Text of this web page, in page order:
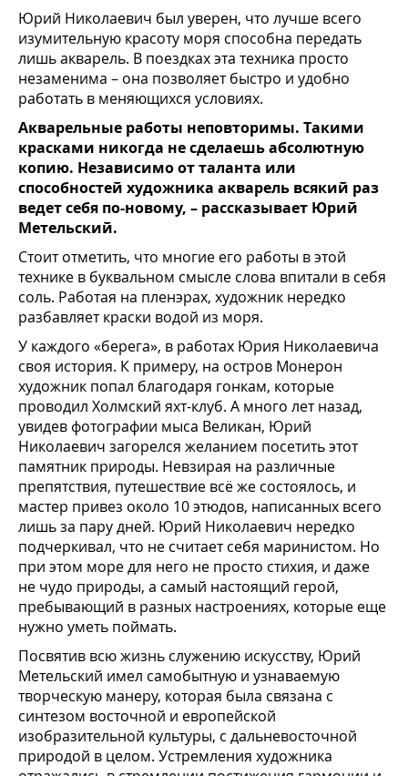
Юрий Николаевич был уверен, что лучше всего
изумительную красоту моря способна передать
лишь акварель. В поездках эта техника просто
незаменима – она позволяет быстро и удобно
работать в меняющихся условиях.
Акварельные работы неповторимы. Такими
красками никогда не сделаешь абсолютную
копию. Независимо от таланта или
способностей художника акварель всякий раз
ведет себя по-новому, – рассказывает Юрий
Метельский.
Стоит отметить, что многие его работы в этой
технике в буквальном смысле слова впитали в себя
соль. Работая на пленэрах, художник нередко
разбавляет краски водой из моря.
У каждого «берега», в работах Юрия Николаевича
своя история. К примеру, на остров Монерон
художник попал благодаря гонкам, которые
проводил Холмский яхт-клуб. А много лет назад,
увидев фотографии мыса Великан, Юрий
Николаевич загорелся желанием посетить этот
памятник природы. Невзирая на различные
препятствия, путешествие всё же состоялось, и
мастер привез около 10 этюдов, написанных всего
лишь за пару дней. Юрий Николаевич нередко
подчеркивал, что не считает себя маринистом. Но
при этом море для него не просто стихия, и даже
не чудо природы, а самый настоящий герой,
пребывающий в разных настроениях, которые еще
нужно уметь поймать.
Посвятив всю жизнь служению искусству, Юрий
Метельский имел самобытную и узнаваемую
творческую манеру, которая была связана с
синтезом восточной и европейской
изобразительной культуры, с дальневосточной
природой в целом. Устремления художника